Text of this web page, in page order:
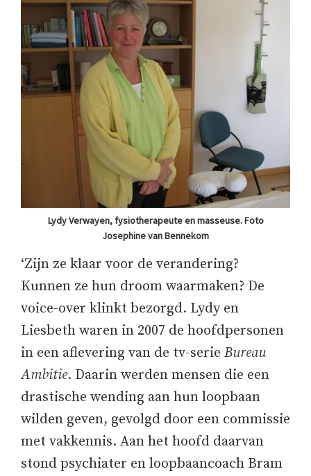
Lydy Verwayen, fysiotherapeute en masseuse. Foto
Josephine van Bennekom
‘Zijn ze klaar voor de verandering?
Kunnen ze hun droom waarmaken? De
voice-over klinkt bezorgd. Lydy en
Liesbeth waren in 2007 de hoofdpersonen
in een aflevering van de tv-serie Bureau
Ambitie. Daarin werden mensen die een
drastische wending aan hun loopbaan
wilden geven, gevolgd door een commissie
met vakkennis. Aan het hoofd daarvan
stond psychiater en loopbaancoach Bram